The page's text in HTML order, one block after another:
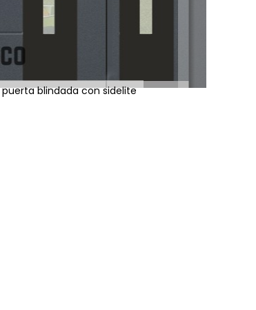
puerta blindada con sidelite